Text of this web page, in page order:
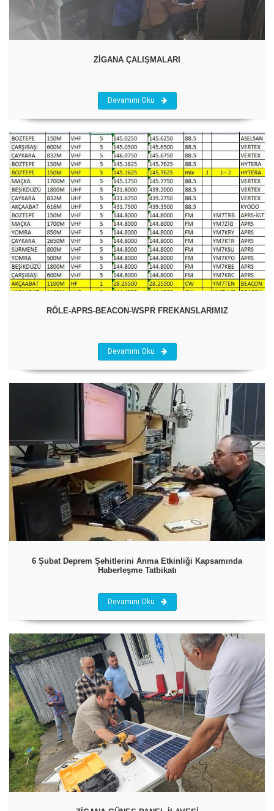
ZİGANA ÇALIŞMALARI
Devamını Oku
RÖLE-APRS-BEACON-WSPR FREKANSLARIMIZ
Devamını Oku
6 Şubat Deprem Şehitlerini Anma Etkinliği Kapsamında
Haberleşme Tatbikatı
Devamını Oku